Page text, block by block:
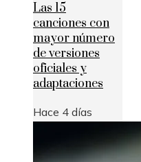
Las 15
canciones con
mayor número
de versiones
oficiales y
adaptaciones
Hace 4 días